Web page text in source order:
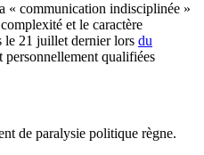
« communication indisciplinée »
et le caractère
le 21 juillet dernier lors du
personnellement qualifiées
de paralysie politique règne.